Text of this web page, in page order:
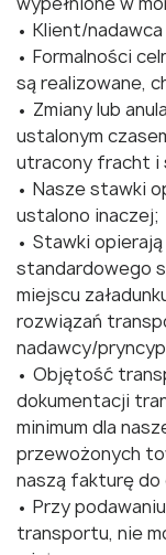
• Klient/nadawca
• Formalności
są realizowane,
• Zmiany lub
ustalonym
utracony fracht i
• Nasze stawki
ustalono inaczej;
• Stawki
standardowego
miejscu
rozwiązań
nadawcy/
• Objętość
dokumentacji
minimum dla
przewożonych
naszą fakturę
• Przy
transportu, nie